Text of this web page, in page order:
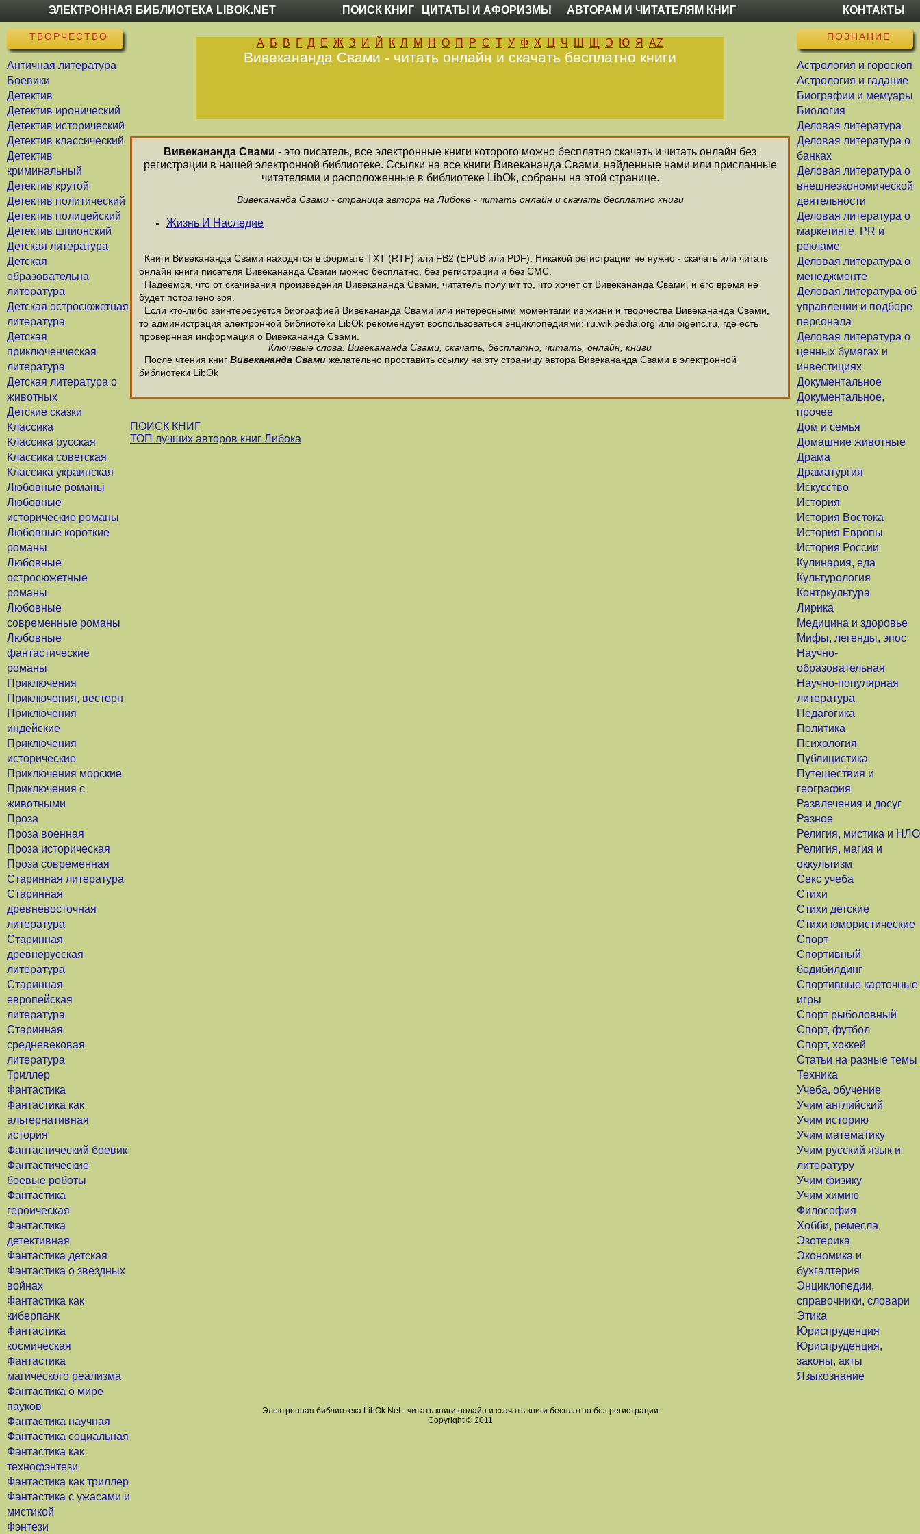
ЭЛЕКТРОННАЯ БИБЛИОТЕКА LIBOK.NET ПОИСК КНИГ ЦИТАТЫ И АФОРИЗМЫ АВТОРАМ И ЧИТАТЕЛЯМ КНИГ КОНТАКТЫ
ТВОРЧЕСТВО
Античная литература
Боевики
Детектив
Детектив иронический
Детектив исторический
Детектив классический
Детектив
криминальный
Детектив крутой
Детектив политический
Детектив полицейский
Детектив шпионский
Детская литература
Детская
образовательна
литература
Детская остросюжетная
литература
Детская
приключенческая
литература
Детская литература о
животных
Детские сказки
Классика
Классика русская
Классика советская
Классика украинская
Любовные романы
Любовные
исторические романы
Любовные короткие
романы
Любовные
остросюжетные
романы
Любовные
современные романы
Любовные
фантастические
романы
Приключения
Приключения, вестерн
Приключения
индейские
Приключения
исторические
Приключения морские
Приключения с
животными
Проза
Проза военная
Проза историческая
Проза современная
Старинная литература
Старинная
древневосточная
литература
Старинная
древнерусская
литература
Старинная
европейская
литература
Старинная
средневековая
литература
Триллер
Фантастика
Фантастика как
альтернативная
история
Фантастический боевик
Фантастические
боевые роботы
Фантастика
героическая
Фантастика
детективная
Фантастика детская
Фантастика о звездных
войнах
Фантастика как
киберпанк
Фантастика
космическая
Фантастика
магического реализма
Фантастика о мире
пауков
Фантастика научная
Фантастика социальная
Фантастика как
технофэнтези
Фантастика как триллер
Фантастика с ужасами и
мистикой
Фэнтези
ПОЗНАНИЕ
Астрология и гороскоп
Астрология и гадание
Биографии и мемуары
Биология
Деловая литература
Деловая литература о
банках
Деловая литература о
внешнеэкономической
деятельности
Деловая литература о
маркетинге, PR и
рекламе
Деловая литература о
менеджменте
Деловая литература об
управлении и подборе
персонала
Деловая литература о
ценных бумагах и
инвестициях
Документальное
Документальное,
прочее
Дом и семья
Домашние животные
Драма
Драматургия
Искусство
История
История Востока
История Европы
История России
Кулинария, еда
Культурология
Контркультура
Лирика
Медицина и здоровье
Мифы, легенды, эпос
Научно-
образовательная
Научно-популярная
литература
Педагогика
Политика
Психология
Публицистика
Путешествия и
география
Развлечения и досуг
Разное
Религия, мистика и НЛО
Религия, магия и
оккультизм
Секс учеба
Стихи
Стихи детские
Стихи юмористические
Спорт
Спортивный
бодибилдинг
Спортивные карточные
игры
Спорт рыболовный
Спорт, футбол
Спорт, хоккей
Статьи на разные темы
Техника
Учеба, обучение
Учим английский
Учим историю
Учим математику
Учим русский язык и
литературу
Учим физику
Учим химию
Философия
Хобби, ремесла
Эзотерика
Экономика и
бухгалтерия
Энциклопедии,
справочники, словари
Этика
Юриспруденция
Юриспруденция,
законы, акты
Языкознание
А Б В Г Д Е Ж З И Й К Л М Н О П Р С Т У Ф Х Ц Ч Ш Щ Э Ю Я AZ
Вивекананда Свами - читать онлайн и скачать бесплатно книги
Вивекананда Свами - это писатель, все электронные книги которого можно бесплатно скачать и читать онлайн без
регистрации в нашей электронной библиотеке. Ссылки на все книги Вивекананда Свами, найденные нами или присланные
читателями и расположенные в библиотеке LibOk, собраны на этой странице.
Вивекананда Свами - страница автора на Либоке - читать онлайн и скачать бесплатно книги
Жизнь И Наследие
Книги Вивекананда Свами находятся в формате ТХТ (RTF) или FB2 (EPUB или PDF). Никакой регистрации не нужно - скачать или читать
онлайн книги писателя Вивекананда Свами можно бесплатно, без регистрации и без СМС.
Надеемся, что от скачивания произведения Вивекананда Свами, читатель получит то, что хочет от Вивекананда Свами, и его время не
будет потрачено зря.
Если кто-либо заинтересуется биографией Вивекананда Свами или интересными моментами из жизни и творчества Вивекананда Свами,
то администрация электронной библиотеки LibOk рекомендует воспользоваться энциклопедиями: ru.wikipedia.org или bigenc.ru, где есть
провернная информация о Вивекананда Свами.
Ключевые слова: Вивекананда Свами, скачать, бесплатно, читать, онлайн, книги
После чтения книг Вивекананда Свами желательно проставить ссылку на эту страницу автора Вивекананда Свами в электронной
библиотеки LibOk
ПОИСК КНИГ
ТОП лучших авторов книг Либока
Электронная библиотека LibOk.Net - читать книги онлайн и скачать книги бесплатно без регистрации
Copyright © 2011